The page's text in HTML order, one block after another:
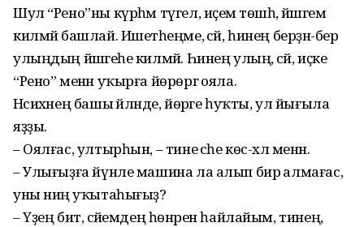
Шул “Рено”ны күрһәм түгел, иҫемә төшһә, йәшәгем
килмәй башлай. Ишетәһеңме, әсәй, һинең берҙән-бер
улыңдың йәшәгеһе килмәй. Һинең улың, әсәй, иҫке
“Рено” менән уҡырға йөрөргә ояла.
Нәсихәнең башы әйләнде, йөрәге һуҡты, ул йығыла
яҙҙы.
– Оялғас, ултырһын, – тине әсәһе көс-хәл менән.
– Улығыҙға йүнле машина ла алып бирә алмағас,
уны ниңә уҡытаһығыҙ?
– Үҙең бит, әсәйемдең һөнәрен һайлайым, тинең,